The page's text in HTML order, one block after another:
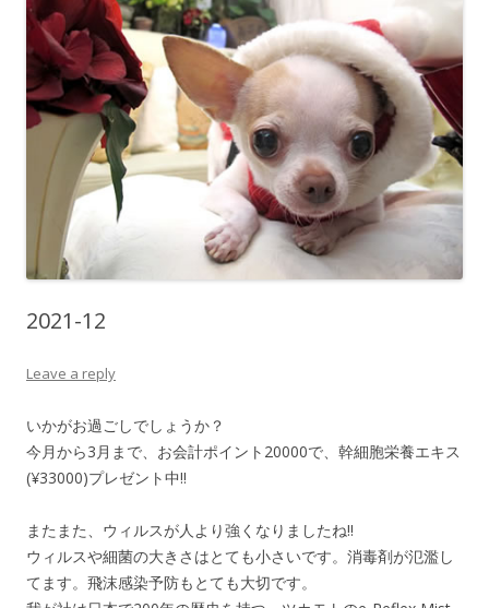
2021-12
Leave a reply
いかがお過ごしでしょうか？
今月から3月まで、お会計ポイント20000で、幹細胞栄養エキス
(¥33000)プレゼント中‼️
またまた、ウィルスが人より強くなりましたね‼️
ウィルスや細菌の大きさはとても小さいです。消毒剤が氾濫し
てます。飛沫感染予防もとても大切です。